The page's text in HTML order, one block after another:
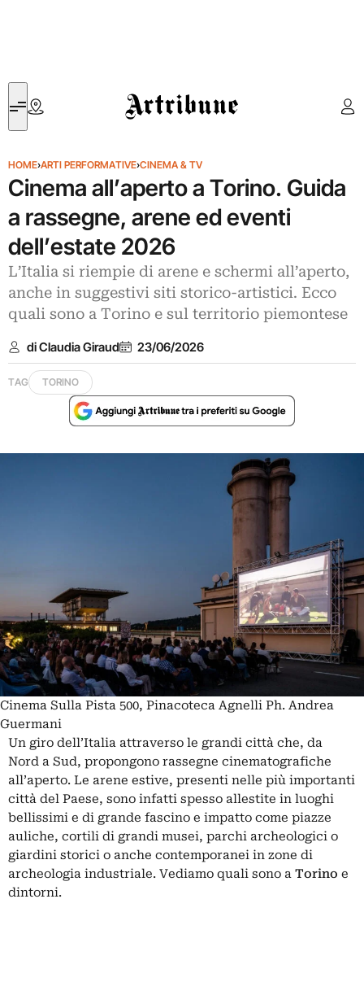
Artribune
HOME›ARTI PERFORMATIVE›CINEMA & TV
Cinema all’aperto a Torino. Guida
a rassegne, arene ed eventi
dell’estate 2026
L’Italia si riempie di arene e schermi all’aperto,
anche in suggestivi siti storico-artistici. Ecco
quali sono a Torino e sul territorio piemontese
di Claudia Giraud 23/06/2026
TAG TORINO
Cinema Sulla Pista 500, Pinacoteca Agnelli Ph. Andrea
Guermani
Un giro dell’Italia attraverso le grandi città che, da
Nord a Sud, propongono rassegne cinematografiche
all’aperto. Le arene estive, presenti nelle più importanti
città del Paese, sono infatti spesso allestite in luoghi
bellissimi e di grande fascino e impatto come piazze
auliche, cortili di grandi musei, parchi archeologici o
giardini storici o anche contemporanei in zone di
archeologia industriale. Vediamo quali sono a Torino e
dintorni.